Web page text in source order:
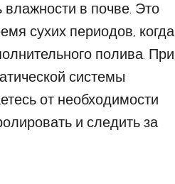
в почве. Это
сухих периодов, когда
полива. При
системы
от необходимости
и следить за